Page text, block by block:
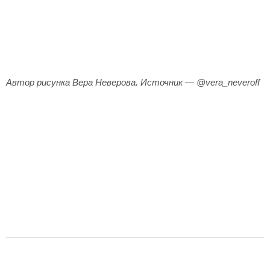
Автор рисунка Вера Неверова. Источник — @vera_neveroff